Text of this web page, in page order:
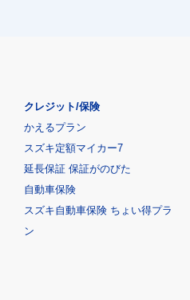
クレジット/保険
かえるプラン
スズキ定額マイカー7
延長保証 保証がのびた
自動車保険
スズキ自動車保険 ちょい得プラ
ン